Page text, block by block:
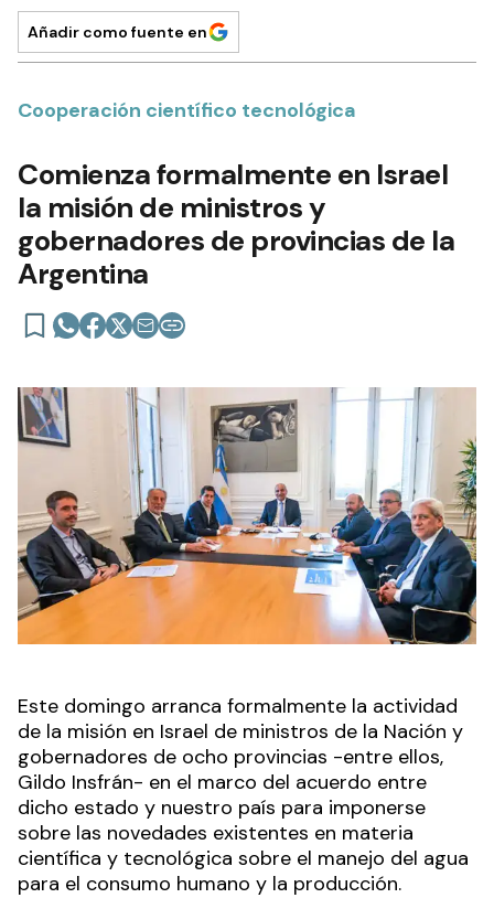
Añadir como fuente en
Cooperación científico tecnológica
Comienza formalmente en Israel
la misión de ministros y
gobernadores de provincias de la
Argentina
Este domingo arranca formalmente la actividad
de la misión en Israel de ministros de la Nación y
gobernadores de ocho provincias -entre ellos,
Gildo Insfrán- en el marco del acuerdo entre
dicho estado y nuestro país para imponerse
sobre las novedades existentes en materia
científica y tecnológica sobre el manejo del agua
para el consumo humano y la producción.